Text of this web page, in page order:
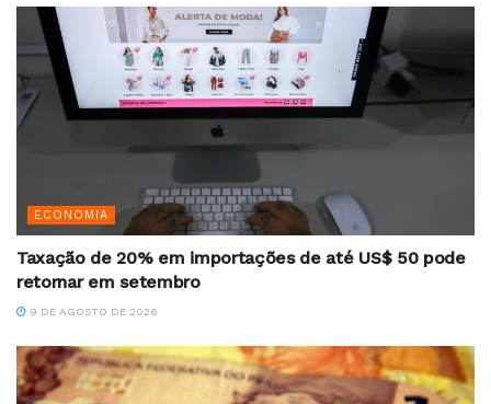
ECONOMIA
Taxação de 20% em importações de até US$ 50 pode
retornar em setembro
9 DE AGOSTO DE 2026